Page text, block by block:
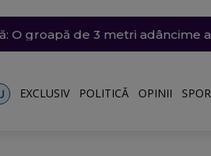
azi un nou record absolut de
nordul Angliei: O defecțiune
O groapă de 3 metri
Dunăre a fost amânată din nou.
Transelectrica va putea
nu vor fi afectate
EXCLUSIV POLITICĂ OPINII